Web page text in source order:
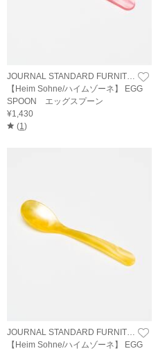
JOURNAL STANDARD FURNITURE
【Heim Sohne/ハイムゾーネ】 EGG
SPOON エッグスプーン
¥1,430
(1)
JOURNAL STANDARD FURNITURE
【Heim Sohne/ハイムゾーネ】 EGG